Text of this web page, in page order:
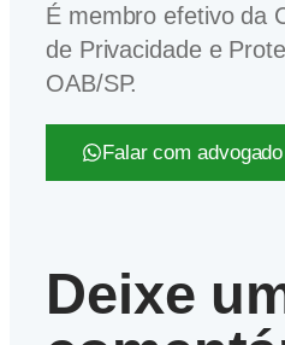
É membro efetivo da
de Privacidade e
OAB/SP.
Falar com advogado
Deixe